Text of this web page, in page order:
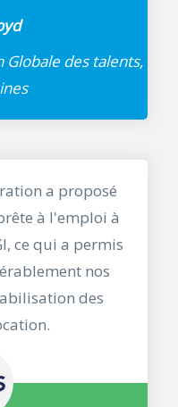
des talents,
a proposé
à l'emploi à
ce qui a permis
nos
des